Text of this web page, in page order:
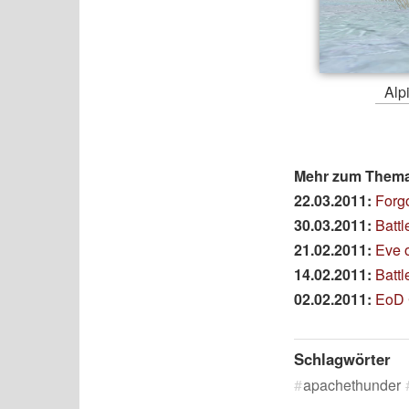
Mehr zum
22.03.2011:
30.03.2011:
21.02.2011: Eve
14.02.2011:
02.02.2011: EoD
Schlagwörter
apachethunder